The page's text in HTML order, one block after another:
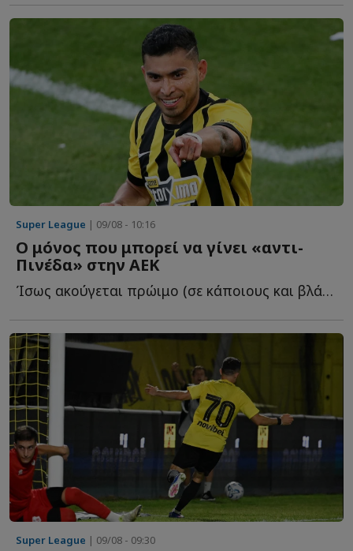
Super League | 09/08 - 10:16
Ο μόνος που μπορεί να γίνει «αντι-
Πινέδα» στην ΑΕΚ
Ίσως ακούγεται πρώιμο (σε κάποιους και βλάσφημο), αλλά ο...
Super League | 09/08 - 09:30